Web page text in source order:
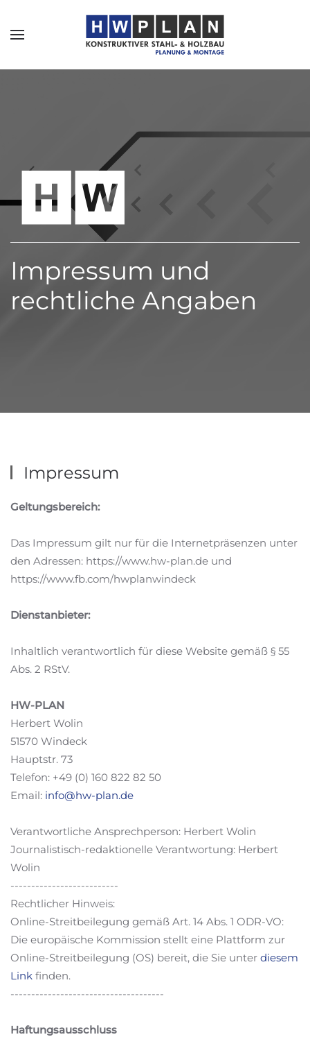
Skip to main content
Impressum und
rechtliche Angaben
Impressum
Geltungsbereich:
Das Impressum gilt nur für die Internetpräsenzen unter
den Adressen: https://www.hw-plan.de und
https://www.fb.com/hwplanwindeck
Dienstanbieter:
Inhaltlich verantwortlich für diese Website gemäß § 55
Abs. 2 RStV.
HW-PLAN
Herbert Wolin
51570 Windeck
Hauptstr. 73
Telefon: +49 (0) 160 822 82 50
Email: info@hw-plan.de
Verantwortliche Ansprechperson: Herbert Wolin
Journalistisch-redaktionelle Verantwortung: Herbert
Wolin
--------------------------
Rechtlicher Hinweis:
Online-Streitbeilegung gemäß Art. 14 Abs. 1 ODR-VO:
Die europäische Kommission stellt eine Plattform zur
Online-Streitbeilegung (OS) bereit, die Sie unter diesem
Link finden.
-------------------------------------
Haftungsausschluss